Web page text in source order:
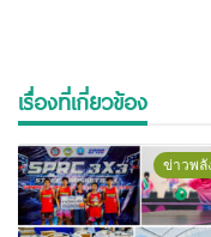
เรื่องที่เกี่ยวข้อง
ข่าวพลั